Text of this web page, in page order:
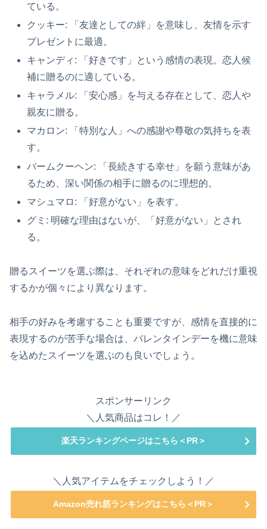
ている。
クッキー: 「友達としての絆」を意味し、友情を示す
プレゼントに最適。
キャンディ: 「好きです」という感情の表現。恋人候
補に贈るのに適している。
キャラメル: 「安心感」を与える存在として、恋人や
親友に贈る。
マカロン: 「特別な人」への感謝や尊敬の気持ちを表
す。
バームクーヘン: 「長続きする幸せ」を願う意味があ
るため、深い関係の相手に贈るのに理想的。
マシュマロ: 「好意がない」を表す。
グミ: 明確な理由はないが、「好意がない」とされ
る。
贈るスイーツを選ぶ際は、それぞれの意味をどれだけ重視
するかが個々により異なります。
相手の好みを考慮することも重要ですが、感情を直接的に
表現するのが苦手な場合は、バレンタインデーを機に意味
を込めたスイーツを選ぶのも良いでしょう。
スポンサーリンク
＼人気商品はコレ！／
楽天ランキングページはこちら＜PR＞
＼人気アイテムをチェックしよう！／
Amazon売れ筋ランキングはこちら＜PR＞